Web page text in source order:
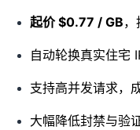
起价 $0.77 / GB，
自动轮换真实住宅
支持高并发请求，
大幅降低封禁与验